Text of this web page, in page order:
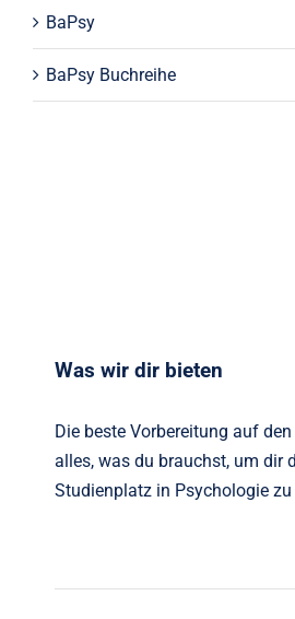
BaPsy
BaPsy Buchreihe
Was wir dir bieten
Die beste Vorbereitung auf
alles, was du brauchst, um dir
Studienplatz in Psychologie zu